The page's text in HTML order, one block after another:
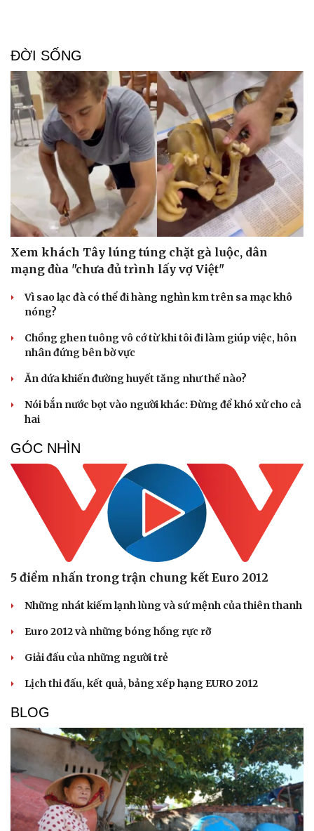
Du lịch
Tư vấn
Săn Tour
check-in
Podcast
Câu chuyện thời sự
Đọc truyện đêm khuya
Cửa sổ tình yêu
Kể chuyện cho bé
Hạt giống tâm hồn
Cải chính
ĐỜI SỐNG
Xem khách Tây lúng túng chặt gà luộc, dân
mạng đùa "chưa đủ trình lấy vợ Việt"
Vì sao lạc đà có thể đi hàng nghìn km trên sa mạc khô
nóng?
Chồng ghen tuông vô cớ từ khi tôi đi làm giúp việc, hôn
nhân đứng bên bờ vực
Ăn dứa khiến đường huyết tăng như thế nào?
Nói bắn nước bọt vào người khác: Đừng để khó xử cho cả
hai
GÓC NHÌN
5 điểm nhấn trong trận chung kết Euro 2012
Những nhát kiếm lạnh lùng và sứ mệnh của thiên thanh
Euro 2012 và những bóng hồng rực rỡ
Giải đấu của những người trẻ
Lịch thi đấu, kết quả, bảng xếp hạng EURO 2012
BLOG